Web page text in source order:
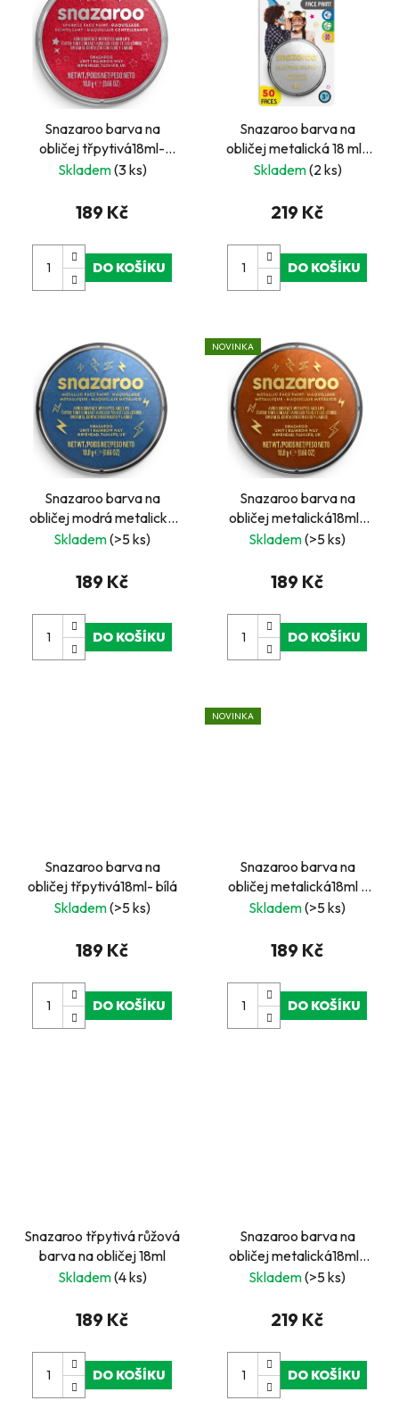
Snazaroo barva na
obličej třpytivá18ml-
červená
Skladem(3 ks)
189 Kč
DO KOŠÍKU
Snazaroo barva na
obličej metalická 18 ml-
stříbrná na blistru
Skladem(2 ks)
219 Kč
DO KOŠÍKU
Snazaroo barva na
obličej modrá metalická
18ml
Skladem(>5 ks)
189 Kč
DO KOŠÍKU
NOVINKA
Snazaroo barva na
obličej metalická18ml-
měděná
Skladem(>5 ks)
189 Kč
DO KOŠÍKU
Snazaroo barva na
obličej třpytivá18ml- bílá
Skladem(>5 ks)
189 Kč
DO KOŠÍKU
NOVINKA
Snazaroo barva na
obličej metalická18ml -
černá
Skladem(>5 ks)
189 Kč
DO KOŠÍKU
Snazaroo třpytivá růžová
barva na obličej 18ml
Skladem(4 ks)
189 Kč
DO KOŠÍKU
Snazaroo barva na
obličej metalická18ml-
zlatá na blistru
Skladem(>5 ks)
219 Kč
DO KOŠÍKU